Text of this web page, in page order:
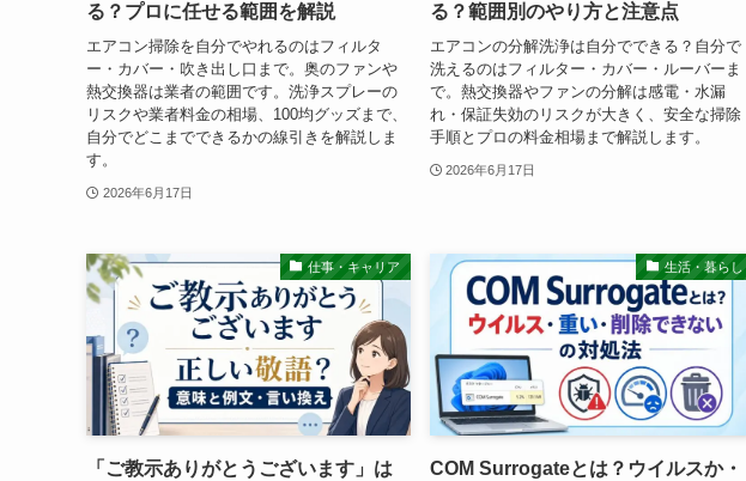
る？プロに任せる範囲を解説
エアコン掃除を自分でやれるのはフィルタ
ー・カバー・吹き出し口まで。奥のファンや
熱交換器は業者の範囲です。洗浄スプレーの
リスクや業者料金の相場、100均グッズまで、
自分でどこまでできるかの線引きを解説しま
す。
2026年6月17日
る？範囲別のやり方と注意点
エアコンの分解洗浄は自分でできる？自分で
洗えるのはフィルター・カバー・ルーバーま
で。熱交換器やファンの分解は感電・水漏
れ・保証失効のリスクが大きく、安全な掃除
手順とプロの料金相場まで解説します。
2026年6月17日
仕事・キャリア
「ご教示ありがとうございます」は
生活・暮らし
COM Surrogateとは？ウイルスか・